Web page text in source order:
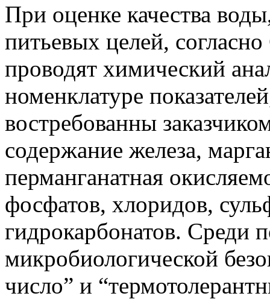
При оценке качества
питьевых целей,
проводят химический
номенклатуре
востребованны
содержание железа,
перманганатная
фосфатов, хлоридов,
гидрокарбонатов. Среди
микробиологической
число” и